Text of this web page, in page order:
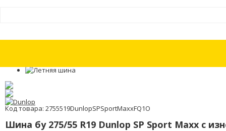
Код товара: 2755519DunlopSPSportMaxxFQ1O
Шина бу 275/55 R19 Dunlop SP Sport Maxx с